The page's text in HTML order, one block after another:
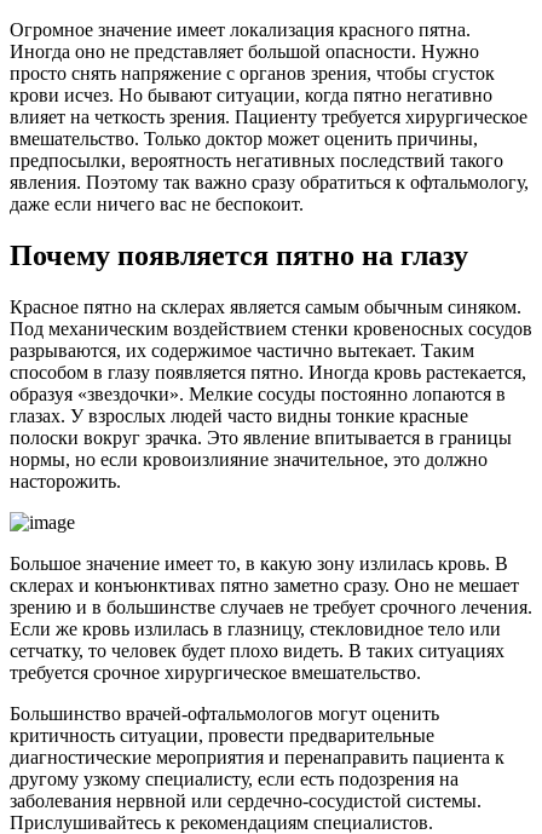
Огромное значение имеет локализация красного пятна.
Иногда оно не представляет большой опасности. Нужно
просто снять напряжение с органов зрения, чтобы сгусток
крови исчез. Но бывают ситуации, когда пятно негативно
влияет на четкость зрения. Пациенту требуется хирургическое
вмешательство. Только доктор может оценить причины,
предпосылки, вероятность негативных последствий такого
явления. Поэтому так важно сразу обратиться к офтальмологу,
даже если ничего вас не беспокоит.
Почему появляется пятно на глазу
Красное пятно на склерах является самым обычным синяком.
Под механическим воздействием стенки кровеносных сосудов
разрываются, их содержимое частично вытекает. Таким
способом в глазу появляется пятно. Иногда кровь растекается,
образуя «звездочки». Мелкие сосуды постоянно лопаются в
глазах. У взрослых людей часто видны тонкие красные
полоски вокруг зрачка. Это явление впитывается в границы
нормы, но если кровоизлияние значительное, это должно
насторожить.
Большое значение имеет то, в какую зону излилась кровь. В
склерах и конъюнктивах пятно заметно сразу. Оно не мешает
зрению и в большинстве случаев не требует срочного лечения.
Если же кровь излилась в глазницу, стекловидное тело или
сетчатку, то человек будет плохо видеть. В таких ситуациях
требуется срочное хирургическое вмешательство.
Большинство врачей-офтальмологов могут оценить
критичность ситуации, провести предварительные
диагностические мероприятия и перенаправить пациента к
другому узкому специалисту, если есть подозрения на
заболевания нервной или сердечно-сосудистой системы.
Прислушивайтесь к рекомендациям специалистов.